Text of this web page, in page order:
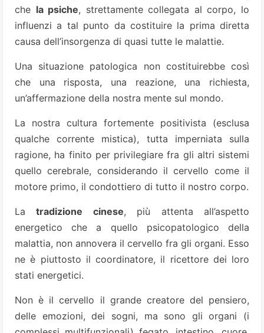
che la psiche, strettamente collegata al corpo, lo
influenzi a tal punto da costituire la prima diretta
causa dell’insorgenza di quasi tutte le malattie.
Una situazione patologica non costituirebbe così
che una risposta, una reazione, una richiesta,
un’affermazione della nostra mente sul mondo.
La nostra cultura fortemente positivista (esclusa
qualche corrente mistica), tutta imperniata sulla
ragione, ha finito per privilegiare fra gli altri sistemi
quello cerebrale, considerando il cervello come il
motore primo, il condottiero di tutto il nostro corpo.
Latradizione cinese, più attenta all’aspetto
energetico che a quello psicopatologico della
malattia, non annovera il cervello fra gli organi. Esso
ne è piuttosto il coordinatore, il ricettore dei loro
stati energetici.
Non è il cervello il grande creatore del pensiero,
delle emozioni, dei sogni, ma sono gli organi (i